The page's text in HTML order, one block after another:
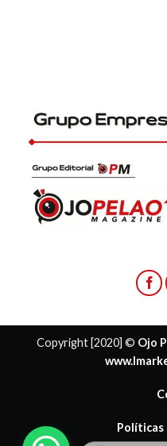
Copyright [2020] © Ojo
Políticas